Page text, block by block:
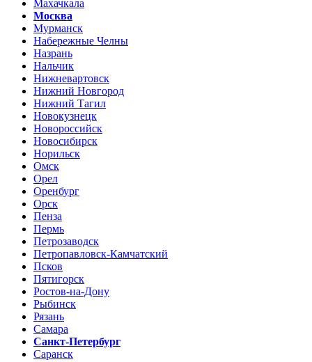
Махачкала
Москва
Мурманск
Набережные Челны
Назрань
Нальчик
Нижневартовск
Нижний Новгород
Нижний Тагил
Новокузнецк
Новороссийск
Новосибирск
Норильск
Омск
Орел
Оренбург
Орск
Пенза
Пермь
Петрозаводск
Петропавловск-Камчатский
Псков
Пятигорск
Ростов-на-Дону
Рыбинск
Рязань
Самара
Санкт-Петербург
Саранск